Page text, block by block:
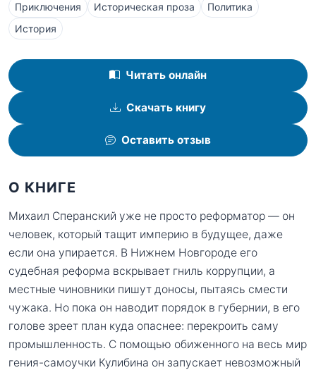
Приключения Историческая проза
Политика
История
Читать онлайн
Скачать книгу
Оставить отзыв
О КНИГЕ
Михаил Сперанский уже не просто реформатор — он
человек, который тащит империю в будущее, даже
если она упирается. В Нижнем Новгороде его
судебная реформа вскрывает гниль коррупции, а
местные чиновники пишут доносы, пытаясь смести
чужака. Но пока он наводит порядок в губернии, в его
голове зреет план куда опаснее: перекроить саму
промышленность. С помощью обиженного на весь мир
гения-самоучки Кулибина он запускает невозможный